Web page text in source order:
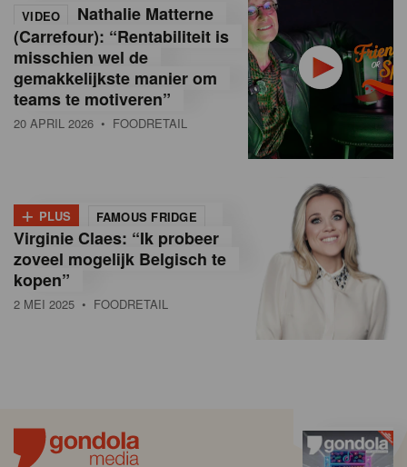
VIDEO
Nathalie Matterne
(Carrefour): “Rentabiliteit is
misschien wel de
gemakkelijkste manier om
teams te motiveren”
20 APRIL 2026 • FOODRETAIL
+ PLUS FAMOUS FRIDGE
Virginie Claes: “Ik probeer
zoveel mogelijk Belgisch te
kopen”
2 MEI 2025 • FOODRETAIL